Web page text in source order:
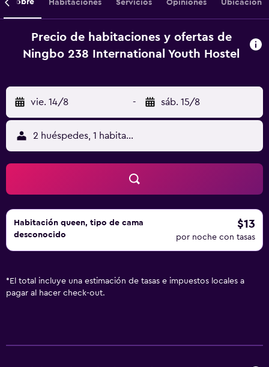
Habitaciones Servicios Opiniones Ubicación
Precio de habitaciones y ofertas de
Ningbo 238 International Youth Hostel
vie. 14/8 - sáb. 15/8
2 huéspedes, 1 habitación
Habitación queen, tipo de cama
desconocido
$13
por noche con tasas
* El total incluye una estimación de tasas e impuestos locales a
pagar al hacer check-out.